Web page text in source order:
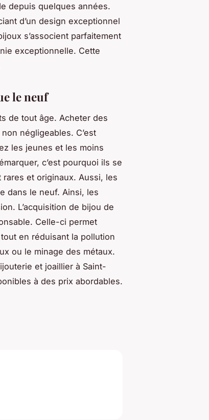
depuis quelques années.
d’un design exceptionnel
s’associent parfaitement
exceptionnelle. Cette
le neuf
de tout âge. Acheter des
négligeables. C’est
les jeunes et les moins
c’est pourquoi ils se
et originaux. Aussi, les
dans le neuf. Ainsi, les
L’acquisition de bijou de
Celle-ci permet
en réduisant la pollution
ou le minage des métaux.
et joaillier à Saint-
à des prix abordables.